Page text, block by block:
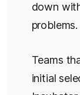
down
problems.
Teams
initial